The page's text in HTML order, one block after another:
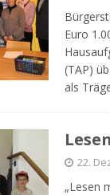
Euro
(TAP)
als
22.
„Lesen